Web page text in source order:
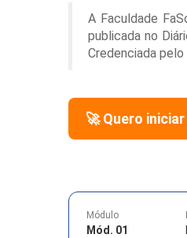
A Faculdade
publicada no
Credenciada
🚀 Quero
Módulo
Mód. 01